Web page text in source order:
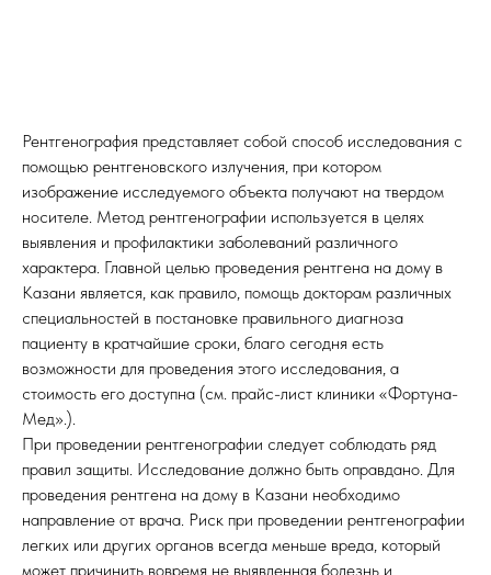
Рентгенография представляет собой способ исследования с
помощью рентгеновского излучения, при котором
изображение исследуемого объекта получают на твердом
носителе. Метод рентгенографии используется в целях
выявления и профилактики заболеваний различного
характера. Главной целью проведения рентгена на дому в
Казани является, как правило, помощь докторам различных
специальностей в постановке правильного диагноза
пациенту в кратчайшие сроки, благо сегодня есть
возможности для проведения этого исследования, а
стоимость его доступна (см. прайс-лист клиники «Фортуна-
Мед».).
При проведении рентгенографии следует соблюдать ряд
правил защиты. Исследование должно быть оправдано. Для
проведения рентгена на дому в Казани необходимо
направление от врача. Риск при проведении рентгенографии
легких или других органов всегда меньше вреда, который
может причинить вовремя не выявленная болезнь и